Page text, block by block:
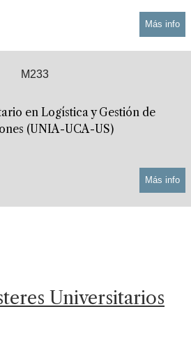
Más info
M233
en Logística y Gestión de
(UNIA-UCA-US)
Más info
Universitarios